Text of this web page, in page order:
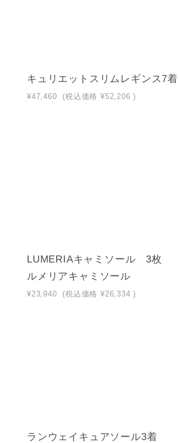
キュリエットスリムレギンス7着
¥47,460 (税込価格 ¥52,206 )
LUMERIAキャミソール 3枚
ルメリアキャミソール
¥23,940 (税込価格 ¥26,334 )
ランウェイキュアソール3着